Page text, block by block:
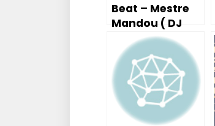
Beat – Mestre
Mandou ( DJ
KIRIN )